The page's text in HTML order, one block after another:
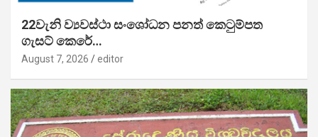
22වැනි ව්‍යවස්ථා සංශෝධන පනත් කෙටුම්පත
ගැසට් කෙරේ…
August 7, 2026 editor